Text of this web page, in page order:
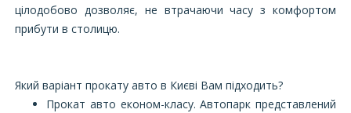
цілодобово дозволяє, не втрачаючи часу з комфортом
прибути в столицю.
Який варіант прокату авто в Києві Вам підходить?
Прокат авто економ-класу. Автопарк представлений